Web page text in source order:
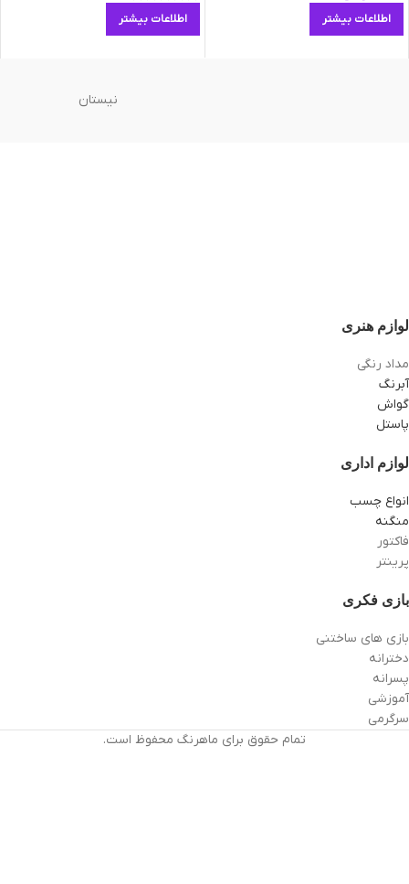
اطلاعات بیشتر اطلاعات بیشتر
نیستان
لوازم هنری
مداد رنگی
آبرنگ
گواش
پاستل
لوازم اداری
انواع چسب
منگنه
فاکتور
پرینتر
بازی فکری
بازی های ساختنی
دخترانه
پسرانه
آموزشی
سرگرمی
تمام حقوق برای ماهرنگ محفوظ است.